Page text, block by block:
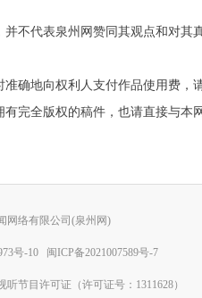
代表泉州网赞同其观点和对其
地向权利人支付作品使用费
全版权的稿件，也请直接与本
网络有限公司(泉州网)
号-10 闽ICP备2021007589号-7
听节目许可证（许可证号：1311628）